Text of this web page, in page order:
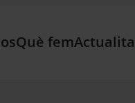
Què fem